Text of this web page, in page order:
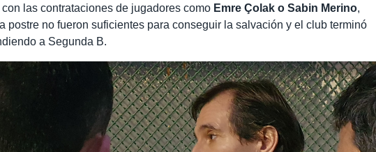
con las contrataciones de jugadores como Emre Çolak o Sabin Merino,
postre no fueron suficientes para conseguir la salvación y el club terminó
a Segunda B.